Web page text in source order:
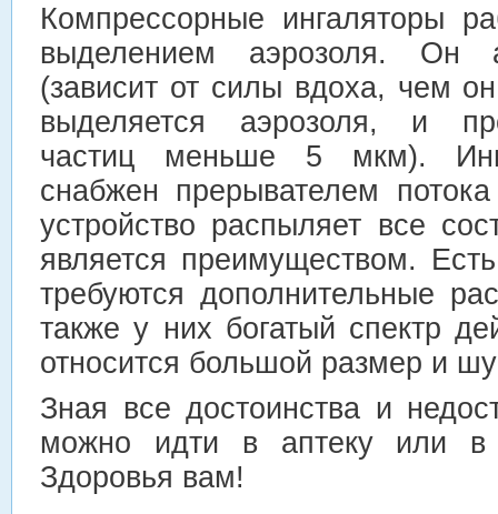
Компрессорные ингаляторы
выделением аэрозоля. Он
(зависит от силы вдоха, чем
выделяется аэрозоля, и
частиц меньше 5 мкм).
снабжен прерывателем
устройство распыляет все
является преимуществом.
требуются дополнительные
также у них богатый спектр
относится большой размер и
Зная все достоинства и
можно идти в аптеку или в
Здоровья вам!